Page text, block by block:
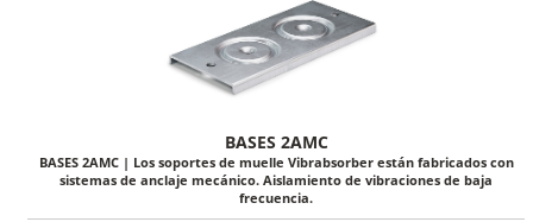
BASES 2AMC
BASES 2AMC | Los soportes de muelle Vibrabsorber están fabricados con
sistemas de anclaje mecánico. Aislamiento de vibraciones de baja
frecuencia.